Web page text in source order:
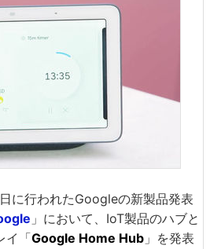
に行われたGoogleの新製品発表
」において、IoT製品のハブと
イ「Google Home Hub 」を発表